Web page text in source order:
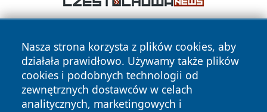
Nasza strona korzysta z plików cookies, aby
działała prawidłowo. Używamy także plików
cookies i podobnych technologii od
zewnętrznych dostawców w celach
analitycznych, marketingowych i
Copyright © 2026 informacjelodzkie.pl Wszystkie prawa